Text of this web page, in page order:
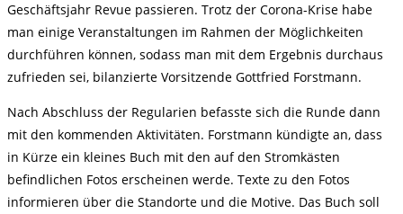
Geschäftsjahr Revue passieren. Trotz der Corona-Krise habe
man einige Veranstaltungen im Rahmen der Möglichkeiten
durchführen können, sodass man mit dem Ergebnis durchaus
zufrieden sei, bilanzierte Vorsitzende Gottfried Forstmann.
Nach Abschluss der Regularien befasste sich die Runde dann
mit den kommenden Aktivitäten. Forstmann kündigte an, dass
in Kürze ein kleines Buch mit den auf den Stromkästen
befindlichen Fotos erscheinen werde. Texte zu den Fotos
informieren über die Standorte und die Motive. Das Buch soll